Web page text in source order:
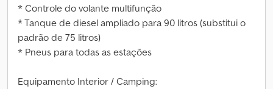
* Controle do volante multifunção
* Tanque de diesel ampliado para 90 litros (substitui o
padrão de 75 litros)
* Pneus para todas as estações
Equipamento Interior / Camping: